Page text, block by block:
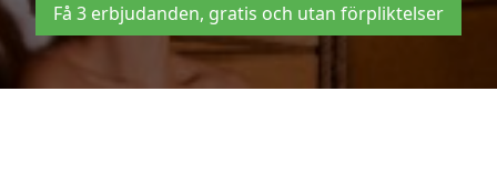
Få 3 erbjudanden, gratis och utan förpliktelser